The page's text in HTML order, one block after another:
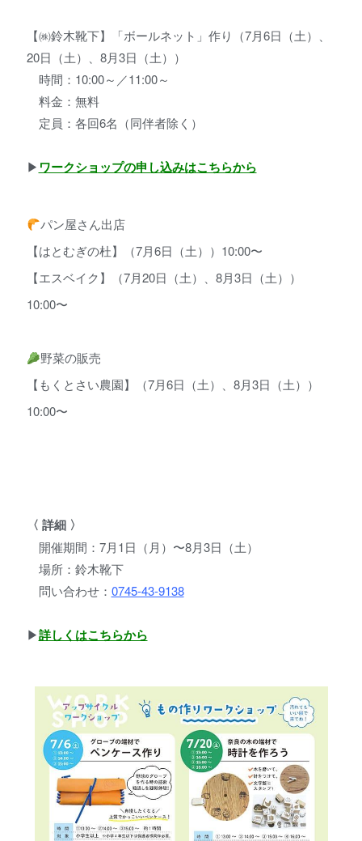
【㈱鈴木靴下】「ボールネット」作り（7月6日（土）、
20日（土）、8月3日（土））
時間：10:00～／11:00～
料金：無料
定員：各回6名（同伴者除く）
▶︎ ワークショップの申し込みはこちらから
パン屋さん出店
【はとむぎの杜】（7月6日（土））10:00〜
【エスベイク】（7月20日（土）、8月3日（土））
10:00〜
野菜の販売
【もくとさい農園】（7月6日（土）、8月3日（土））
10:00〜
〈 詳細 〉
開催期間：7月1日（月）〜8月3日（土）
場所：鈴木靴下
問い合わせ： 0745-43-9138
▶︎詳しくはこちらから